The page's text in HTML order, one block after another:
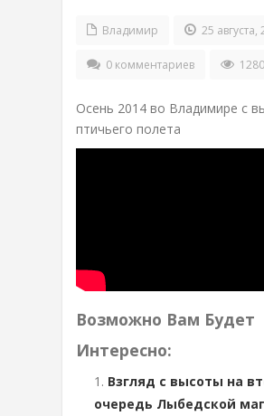
Владимир 25 августа,
0 комментариев
Осень 2014 во Владимире с
птичьего полета
Возможно Вам Будет
Интересно:
Взгляд с высоты на
очередь Лыбедской